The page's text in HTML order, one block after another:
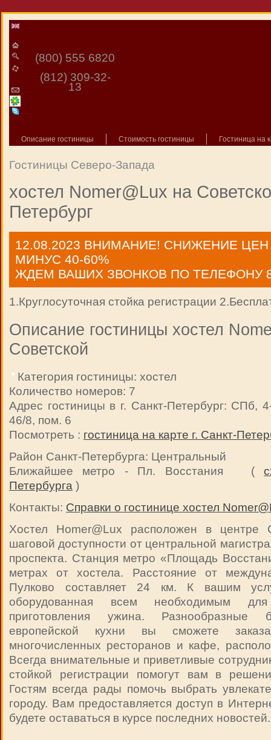
(800) 555 6820
(812) 309-32-
13
Описание гостиницы Стоимость гостиницы Гостиница на
Гостиницы Северо-Запада
хостел Nomer@Lux на
Петербург
12.08.2023 ВНИМАНИЕ! СНИЖЕНИЕ
МИНУС 40-60%
ЖДЕМ ВАШИХ ЗВОНКОВ ПО ТЕЛЕФОНУ 8
1.Круглосуточная стойка регистрации
Описание гостиницы хостел
Советской
Категория гостиницы: хостел
Количество номеров: 7
Адрес гостиницы в г. Санкт-Петербург: СПб,
46/8, пом. 6
Посмотреть : гостиница на карте г. Санкт-
Район Санкт-Петербурга: Центральный
Ближайшее метро - Пл. Восстания (
Петербурга )
Контакты: Справки о гостинице хостел
Хостел Homer@Lux расположен в центре
шаговой доступности от центральной
проспекта. Станция метро «Площадь
метрах от хостела. Расстояние от
Пулково составляет 24 км. К вашим
оборудованная всем необходимым для
приготовления ужина.
европейской кухни вы сможете
многочисленных ресторанов и кафе,
Всегда внимательные и приветливые
стойкой регистрации помогут вам в
Гостям всегда рады помочь выбрать
городу. Вам предоставляется доступ в
будете оставаться в курсе последних новостей.